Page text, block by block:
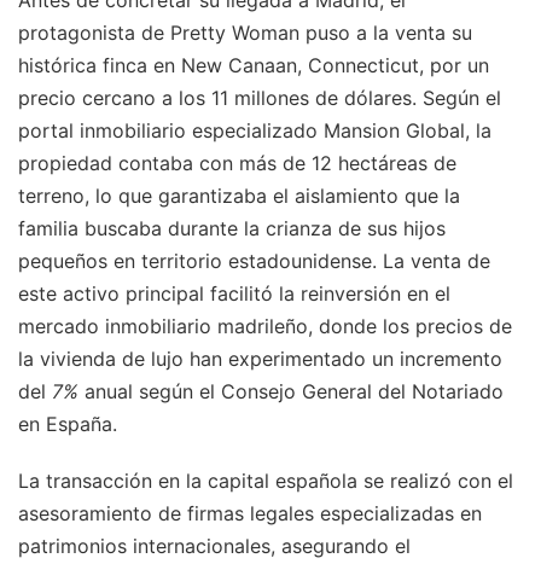
protagonista de Pretty Woman puso a la venta su
histórica finca en New Canaan, Connecticut, por un
precio cercano a los 11 millones de dólares. Según el
portal inmobiliario especializado Mansion Global, la
propiedad contaba con más de 12 hectáreas de
terreno, lo que garantizaba el aislamiento que la
familia buscaba durante la crianza de sus hijos
pequeños en territorio estadounidense. La venta de
este activo principal facilitó la reinversión en el
mercado inmobiliario madrileño, donde los precios de
la vivienda de lujo han experimentado un incremento
del 7% anual según el Consejo General del Notariado
en España.
La transacción en la capital española se realizó con el
asesoramiento de firmas legales especializadas en
patrimonios internacionales, asegurando el